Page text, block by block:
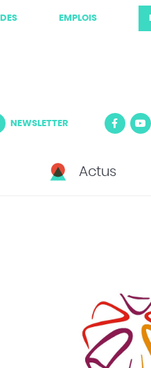
EMPLOIS
NEWSLETTER
Actus